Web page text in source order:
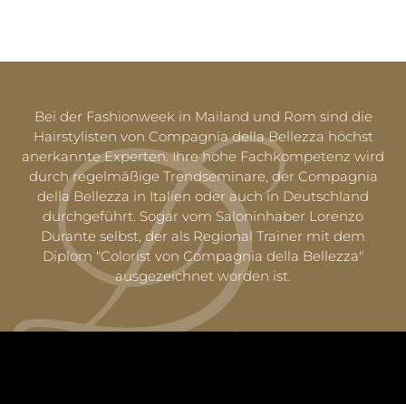
Bei der Fashionweek in Mailand und Rom sind die
Hairstylisten von Compagnia della Bellezza höchst
anerkannte Experten. Ihre hohe Fachkompetenz wird
durch regelmäßige Trendseminare, der Compagnia
della Bellezza in Italien oder auch in Deutschland
durchgeführt. Sogar vom Saloninhaber Lorenzo
Durante selbst, der als Regional Trainer mit dem
Diplom "Colorist von Compagnia della Bellezza"
ausgezeichnet worden ist.